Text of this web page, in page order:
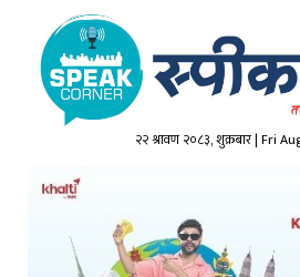
२२ श्रावण २०८३, शुक्रबार | Fri